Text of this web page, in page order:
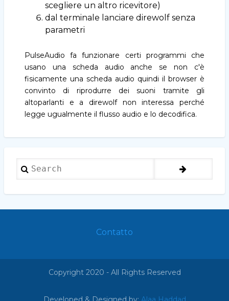
scegliere un altro ricevitore)
dal terminale lanciare direwolf senza
parametri
PulseAudio fa funzionare certi programmi che
usano una scheda audio anche se non c'è
fisicamente una scheda audio quindi il browser è
convinto di riprodurre dei suoni tramite gli
altoparlanti e a direwolf non interessa perché
legge ugualmente il flusso audio e lo decodifica.
Search
Contatto
Copyright 2020 - All Rights Reserved